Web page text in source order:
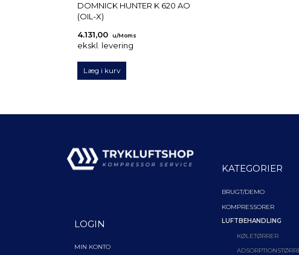
DOMNICK HUNTER K 620 AO
(OIL-X)
4.131,00
u/Moms
ekskl. levering
Læg i kurv
LOGIN
MIN KONTO
KATEGORIER
BRUGT/DEMO
KOMPRESSORER
LUFTBEHANDLING
KØLETØRRER